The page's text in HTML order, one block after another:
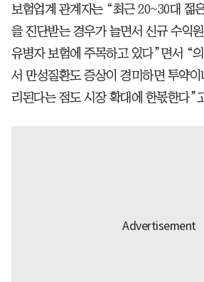
보험업계 관계자는 “최근 20~30대 젊
을 진단받는 경우가 늘면서 신규 수익
유병자 보험에 주목하고 있다”면서 “
서 만성질환도 증상이 경미하면 투약
리된다는 점도 시장 확대에 한몫한다”